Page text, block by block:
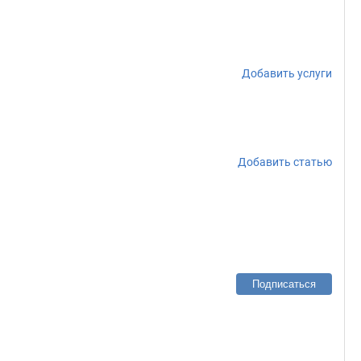
Добавить услуги
Добавить статью
Подписаться